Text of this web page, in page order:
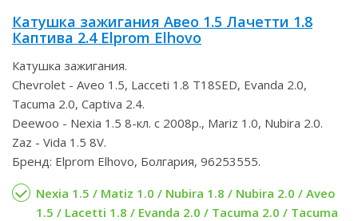
Катушка зажигания Авео 1.5 Лачетти 1.8
Каптива 2.4 Elprom Elhovo
Катушка зажигания.
Chevrolet - Aveo 1.5, Lacceti 1.8 T18SED, Evanda 2.0,
Tacuma 2.0, Captiva 2.4.
Deewoo - Nexia 1.5 8-кл. с 2008р., Mariz 1.0, Nubira 2.0.
Zaz - Vida 1.5 8V.
Бренд: Elprom Elhovo, Болгария, 96253555.
Nexia 1.5 / Matiz 1.0 / Nubira 1.8 / Nubira 2.0 / Aveo
1.5 / Lacetti 1.8 / Evanda 2.0 / Tacuma 2.0 / Tacuma